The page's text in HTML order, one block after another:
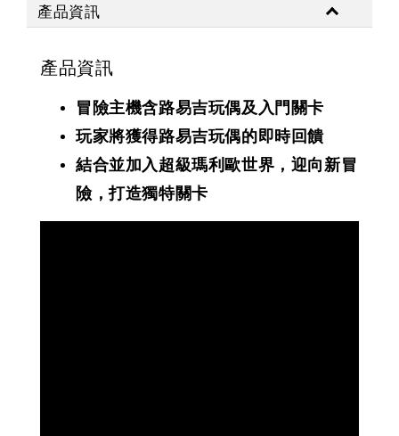
產品資訊
產品資訊
冒險主機含路易吉玩偶及入門關卡
玩家將獲得路易吉玩偶的即時回饋
結合並加入超級瑪利歐世界，迎向新冒
險，打造獨特關卡